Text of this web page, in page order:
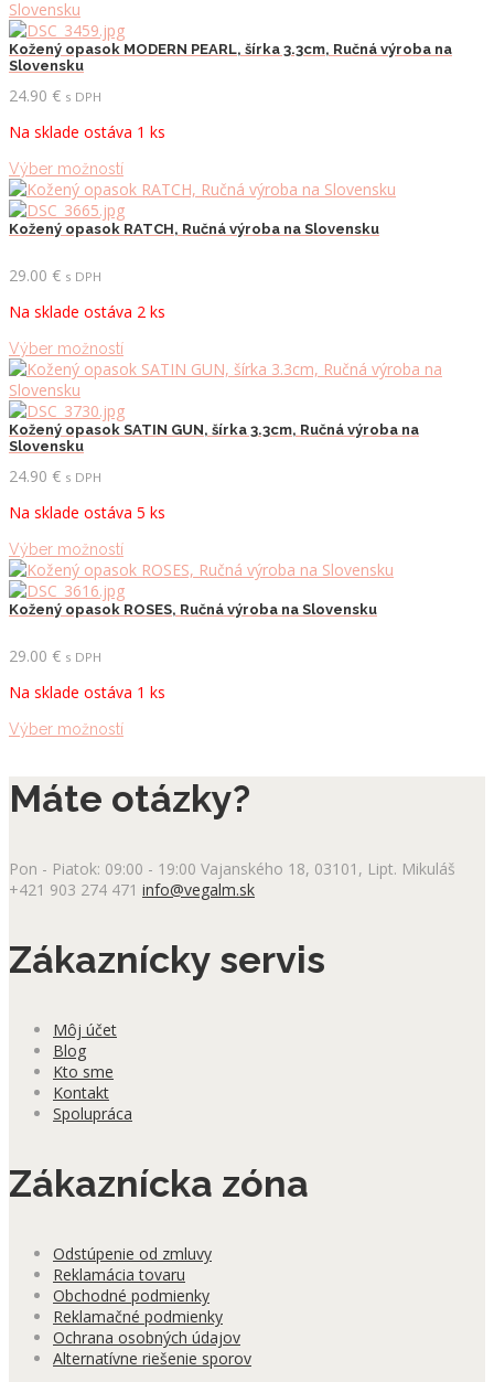
viacero
variantov.
vybrať
stránke
produktu.
Kožený opasok MODERN PEARL, šírka 3.3cm, Ručná výroba na
Slovensku
24.90 € s DPH
Na sklade ostáva 1 ks
Výber možnostíTento
produkt
má
viacero
môžete
na
stránke
Kožený opasok RATCH, Ručná výroba na Slovensku
29.00 € s DPH
Na sklade ostáva 2 ks
Výber možnostíTento
produkt
viacero
variantov.
vybrať
stránke
produktu.
Kožený opasok SATIN GUN, šírka 3.3cm, Ručná výroba na
Slovensku
24.90 € s DPH
Na sklade ostáva 5 ks
Výber možnostíTento
produkt
má
viacero
môžete
na
Kožený opasok ROSES, Ručná výroba na Slovensku
29.00 € s DPH
Na sklade ostáva 1 ks
Výber možnostíTento
viacero
variantov.
môžete
vybrať
produktu.
Máte otázky?
Pon - Piatok: 09:00 - 19:00 Vajanského 18, 03101, Lipt. Mikuláš
+421 903 274 471 info@vegalm.sk
Zákaznícky servis
Môj účet
Blog
Kto sme
Kontakt
Spolupráca
Zákaznícka zóna
Odstúpenie od zmluvy
Reklamácia tovaru
Obchodné podmienky
Reklamačné podmienky
Ochrana osobných údajov
Alternatívne riešenie sporov